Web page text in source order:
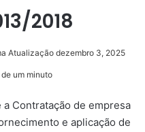
2018
Atualização dezembro 3, 2025
um minuto
Contratação de empresa
e aplicação de